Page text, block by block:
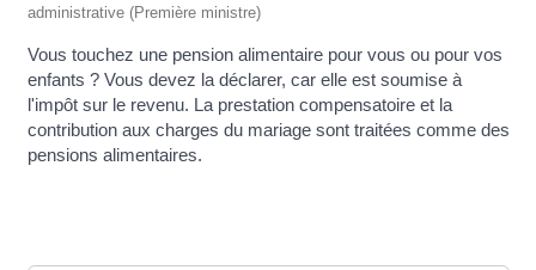
administrative (Première ministre)
Vous touchez une pension alimentaire pour vous ou pour vos
enfants ? Vous devez la déclarer, car elle est soumise à
l'impôt sur le revenu. La prestation compensatoire et la
contribution aux charges du mariage sont traitées comme des
pensions alimentaires.